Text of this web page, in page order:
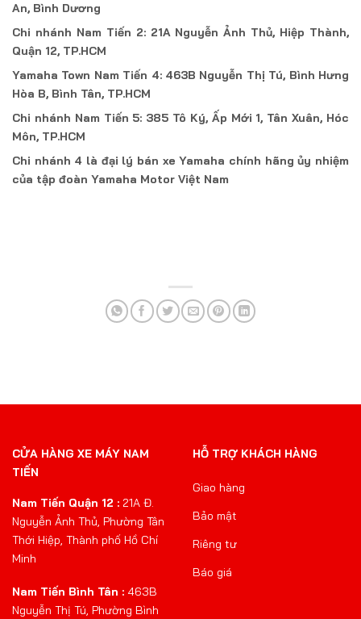
An, Bình Dương
Chi nhánh Nam Tiến 2: 21A Nguyễn Ảnh Thủ, Hiệp Thành,
Quận 12, TP.HCM
Yamaha Town Nam Tiến 4: 463B Nguyễn Thị Tú, Bình Hưng
Hòa B, Bình Tân, TP.HCM
Chi nhánh Nam Tiến 5: 385 Tô Ký, Ấp Mới 1, Tân Xuân, Hóc
Môn, TP.HCM
Chi nhánh 4 là đại lý bán xe Yamaha chính hãng ủy nhiệm
của tập đoàn Yamaha Motor Việt Nam
CỬA HÀNG XE MÁY NAM
TIẾN
Nam Tiến Quận 12 : 21A Đ.
Nguyễn Ảnh Thủ, Phường Tân
Thới Hiệp, Thành phố Hồ Chí
Minh
Nam Tiến Bình Tân : 463B
Nguyễn Thị Tú, Phường Bình
HỖ TRỢ KHÁCH HÀNG
Giao hàng
Bảo mật
Riêng tư
Báo giá